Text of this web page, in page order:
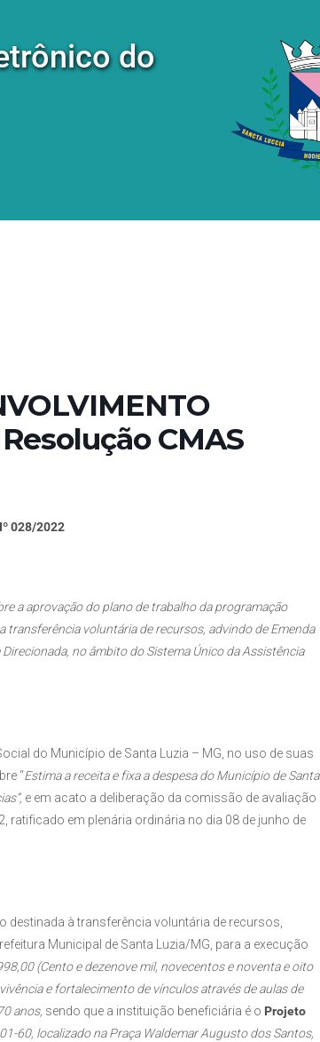
do
CMAS
028/2022
a aprovação do plano de trabalho da programação
transferência voluntária de recursos, advindo de Emenda
no âmbito do Sistema Único da Assistência
do Município de Santa Luzia – MG, no uso de suas
“Estima a receita e fixa a despesa do Município de Santa
e em acato a deliberação da comissão de avaliação
ratificado em plenária ordinária no dia 08 de junho de
destinada à transferência voluntária de recursos,
Municipal de Santa Luzia/MG, para a execução
(Cento e dezenove mil, novecentos e noventa e oito
e fortalecimento de vínculos através de aulas de
anos, sendo que a instituição beneficiária é o Projeto
60, localizado na Praça Waldemar Augusto dos Santos,